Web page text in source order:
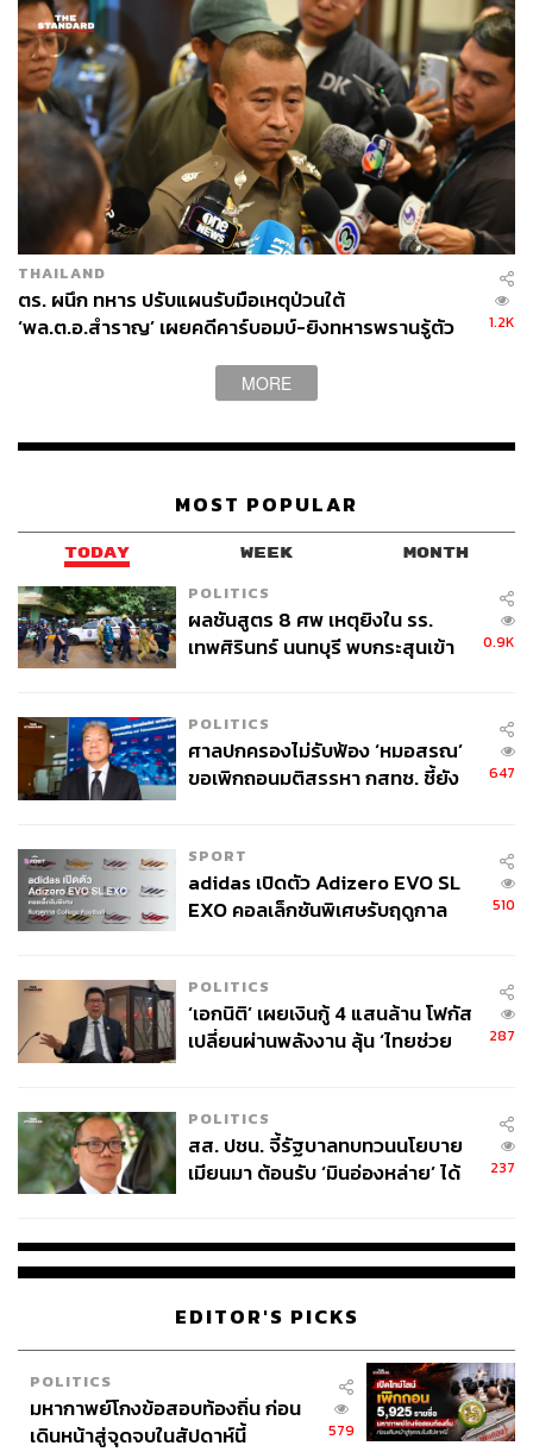
THAILAND
ตร. ผนึก ทหาร ปรับแผนรับมือเหตุป่วนใต้
‘พล.ต.อ.สำราญ’ เผยคดีคาร์บอมบ์-ยิงทหารพรานรู้ตัว
1.2K
MORE
MOST POPULAR
TODAY WEEK MONTH
POLITICS
ผลชันสูตร 8 ศพ เหตุยิงใน รร.
เทพศิรินทร์ นนทบุรี พบกระสุนเข้า
0.9K
POLITICS
ศาลปกครองไม่รับฟ้อง ‘หมอสรณ’
ขอเพิกถอนมติสรรหา กสทช. ชี้ยัง
647
SPORT
adidas เปิดตัว Adizero EVO SL
EXO คอลเล็กชันพิเศษรับฤดูกาล
510
POLITICS
‘เอกนิติ’ เผยเงินกู้ 4 แสนล้าน โฟกัส
เปลี่ยนผ่านพลังงาน ลุ้น ‘ไทยช่วย
287
POLITICS
สส. ปชน. จี้รัฐบาลทบทวนนโยบาย
เมียนมา ต้อนรับ ‘มินอ่องหล่าย’ ได้
237
EDITOR'S PICKS
POLITICS
มหากาพย์โกงข้อสอบท้องถิ่น ก่อน
เดินหน้าสู่จุดจบในสัปดาห์นี้
579